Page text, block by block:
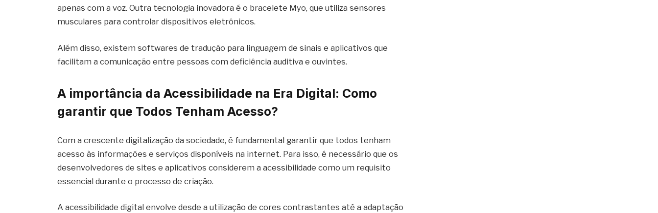
apenas com a voz. Outra tecnologia inovadora é o bracelete Myo, que utiliza sensores
musculares para controlar dispositivos eletrônicos.
Além disso, existem softwares de tradução para linguagem de sinais e aplicativos que
facilitam a comunicação entre pessoas com deficiência auditiva e ouvintes.
A importância da Acessibilidade na Era Digital: Como
garantir que Todos Tenham Acesso?
Com a crescente digitalização da sociedade, é fundamental garantir que todos tenham
acesso às informações e serviços disponíveis na internet. Para isso, é necessário que os
desenvolvedores de sites e aplicativos considerem a acessibilidade como um requisito
essencial durante o processo de criação.
A acessibilidade digital envolve desde a utilização de cores contrastantes até a adaptação